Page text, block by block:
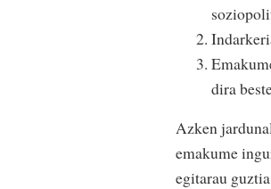
dira
Azken
emakume
egitarau